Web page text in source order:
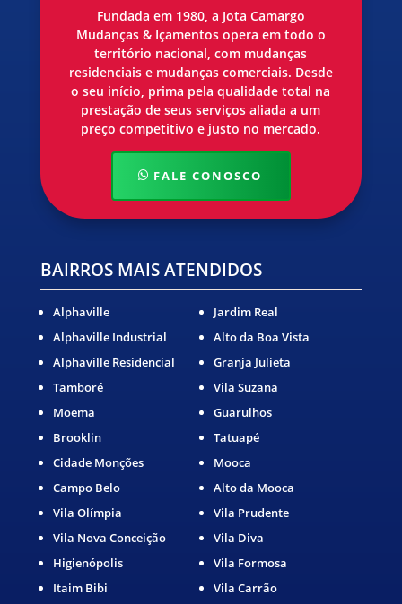
Fundada em 1980, a Jota Camargo
Mudanças & Içamentos opera em todo o
território nacional, com mudanças
residenciais e mudanças comerciais. Desde
o seu início, prima pela qualidade total na
prestação de seus serviços aliada a um
preço competitivo e justo no mercado.
FALE CONOSCO
BAIRROS MAIS ATENDIDOS
Alphaville
Alphaville Industrial
Alphaville Residencial
Tamboré
Moema
Brooklin
Cidade Monções
Campo Belo
Vila Olímpia
Vila Nova Conceição
Higienópolis
Itaim Bibi
Jardim Real
Alto da Boa Vista
Granja Julieta
Vila Suzana
Guarulhos
Tatuapé
Mooca
Alto da Mooca
Vila Prudente
Vila Diva
Vila Formosa
Vila Carrão